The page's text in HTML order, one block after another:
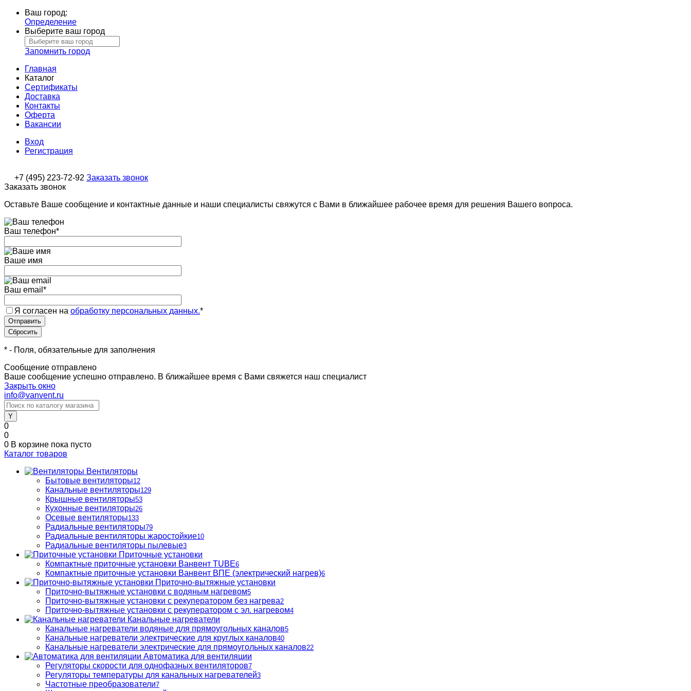
Ваш город:
Определение
Выберите ваш город
Запомнить город
Главная
Каталог
Сертификаты
Доставка
Контакты
Оферта
Вакансии
Вход
Регистрация
+7 (495) 223-72-92 Заказать звонок
Заказать звонок
Оставьте Ваше сообщение и контактные данные и наши специалисты свяжутся с Вами в ближайшее рабочее время для решения Вашего вопроса.
Ваш телефон*
Ваше имя
Ваш email *
Я согласен на обработку персональных данных.*
* - Поля, обязательные для заполнения
Сообщение отправлено
Ваше сообщение успешно отправлено. В ближайшее время с Вами свяжется наш специалист
Закрыть окно
info@vanvent.ru
0
0
0 В корзине пока пусто
Каталог товаров
Вентиляторы
Бытовые вентиляторы12
Канальные вентиляторы129
Крышные вентиляторы53
Кухонные вентиляторы26
Осевые вентиляторы133
Радиальные вентиляторы79
Радиальные вентиляторы жаростойкие10
Радиальные вентиляторы пылевые3
Приточные установки
Компактные приточные установки Ванвент TUBE6
Компактные приточные установки Ванвент ВПЕ (электрический нагрев)6
Приточно-вытяжные установки
Приточно-вытяжные установки с водяным нагревом5
Приточно-вытяжные установки с рекуператором без нагрева2
Приточно-вытяжные установки с рекуператором с эл. нагревом4
Канальные нагреватели
Канальные нагреватели водяные для прямоугольных каналов5
Канальные нагреватели электрические для круглых каналов40
Канальные нагреватели электрические для прямоугольных каналов22
Автоматика для вентиляции
Регуляторы скорости для однофазных вентиляторов7
Регуляторы температуры для канальных нагревателей3
Частотные преобразователи7